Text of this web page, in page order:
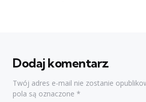
Dodaj komentarz
Twój adres e-mail nie zostanie
pola są oznaczone *